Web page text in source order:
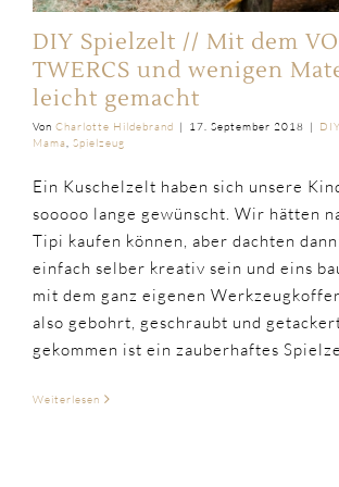
DIY Spielzelt // Mit dem
TWERCS und wenigen
leicht gemacht
Von Charlotte Hildebrand | 17. September 2018 | DIY
Mama, Spielzeug
Ein Kuschelzelt haben sich unsere
sooooo lange gewünscht. Wir hätten
Tipi kaufen können, aber dachten
einfach selber kreativ sein und eins
mit dem ganz eigenen
also gebohrt, geschraubt und
gekommen ist ein zauberhaftes
Weiterlesen